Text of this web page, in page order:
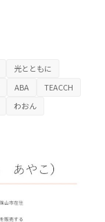
光とともに
ABA
TEACCH
わおん